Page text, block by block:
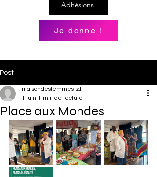
Adhésions
Je donne !
Post
Place aux Mondes
maisondesfemmes-sd
1 juin 1 min de lecture